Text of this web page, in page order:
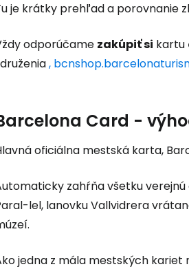
je krátky prehľad a porovnanie
odporúčame zakúpiť si kartu
,
Card -
oficiálna mestská karta,
zahŕňa všetku
lel, lanovku Vallvidrera
jedna z mála mestských